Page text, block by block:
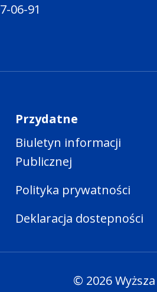
06-91
Przydatne
Biuletyn informacji
Publicznej
Polityka prywatności
Deklaracja dostepności
© 2026